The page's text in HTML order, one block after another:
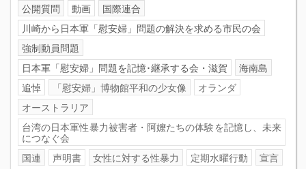
公開質問
動画
国際連合
川崎から日本軍「慰安婦」問題の解決を求める市民の会
強制動員問題
日本軍「慰安婦」問題を記憶･継承する会・滋賀
海南島
追悼
「慰安婦」博物館平和の少女像
オランダ
オーストラリア
台湾の日本軍性暴力被害者・阿嬤たちの体験を記憶し、未来
につなぐ会
国連
声明書 女性に対する性暴力 定期水曜行動
宣言